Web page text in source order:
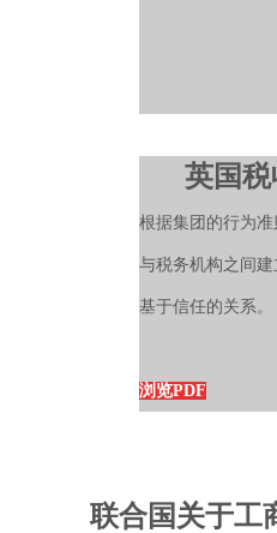
英国
根据集团的行为
与税务机构之间建
基于信任的关系。
浏览PDF
联合国关于工